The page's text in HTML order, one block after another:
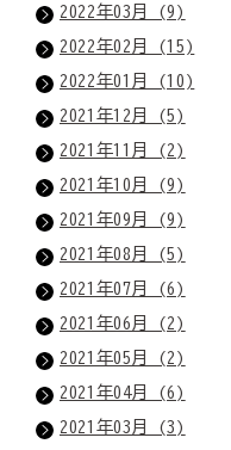
2022年03月 (9)
2022年02月 (15)
2022年01月 (10)
2021年12月 (5)
2021年11月 (2)
2021年10月 (9)
2021年09月 (9)
2021年08月 (5)
2021年07月 (6)
2021年06月 (2)
2021年05月 (2)
2021年04月 (6)
2021年03月 (3)